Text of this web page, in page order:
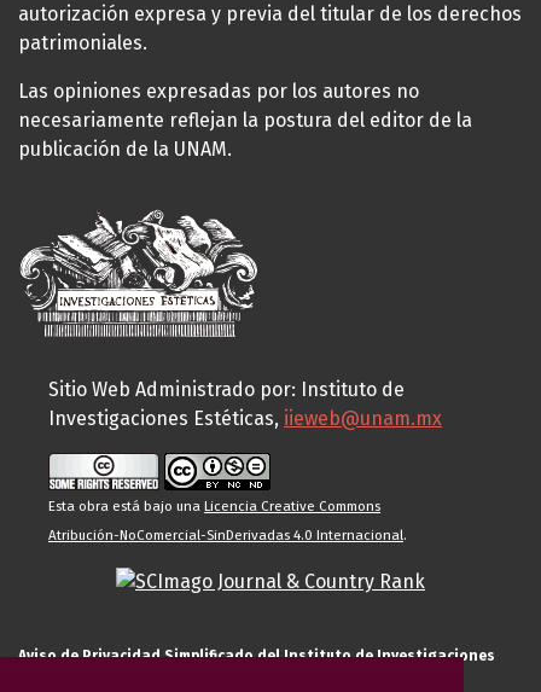
autorización expresa y previa del titular de los derechos
patrimoniales.
Las opiniones expresadas por los autores no
necesariamente reflejan la postura del editor de la
publicación de la UNAM.
Sitio Web Administrado por: Instituto de
Investigaciones Estéticas, iieweb@unam.mx
Esta obra está bajo una Licencia Creative Commons
Atribución-NoComercial-SinDerivadas 4.0 Internacional.
Aviso de Privacidad Simplificado del Instituto de Investigaciones